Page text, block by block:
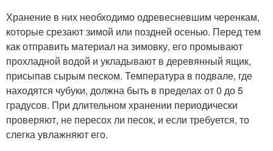
Хранение в них необходимо одревесневшим черенкам,
которые срезают зимой или поздней осенью. Перед тем
как отправить материал на зимовку, его промывают
прохладной водой и укладывают в деревянный ящик,
присыпав сырым песком. Температура в подвале, где
находятся чубуки, должна быть в пределах от 0 до 5
градусов. При длительном хранении периодически
проверяют, не пересох ли песок, и если требуется, то
слегка увлажняют его.